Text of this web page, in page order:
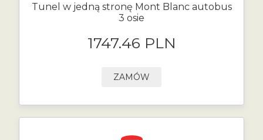
Tunel w jedną stronę Mont Blanc autobus
3 osie
1747.46 PLN
ZAMÓW